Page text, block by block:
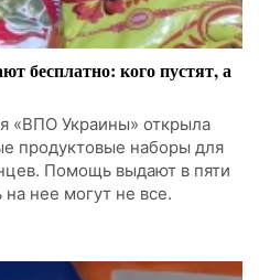
бесплатно: кого пустят, а
«ВПО Украины» открыла
продуктовые наборы для
Помощь выдают в пяти
на нее могут не все.